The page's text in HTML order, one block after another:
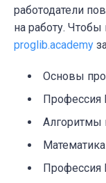
работодатели
на работу.
proglib.academy
Основы
Профессия
Алгоритмы
Профессия